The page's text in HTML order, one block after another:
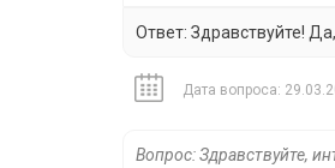
Ответ: Здравствуйте!
Дата вопроса:
Вопрос: Здравствуйте,